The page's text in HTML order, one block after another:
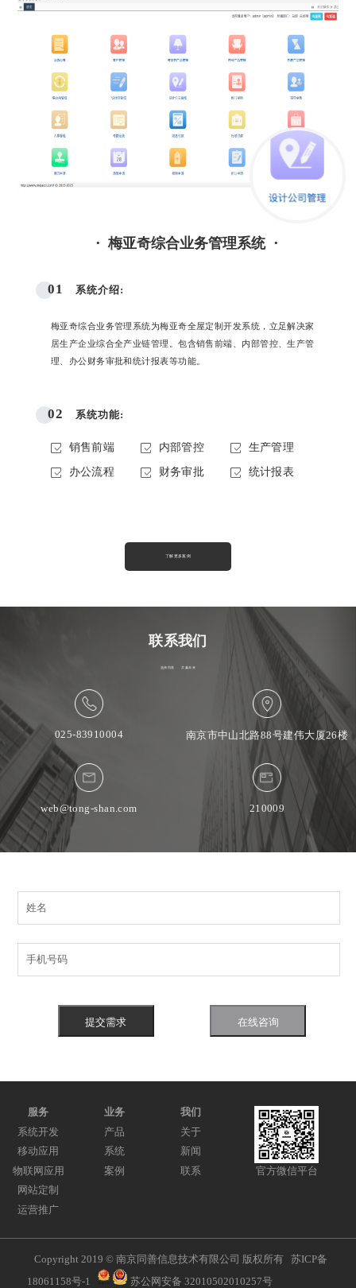
· 梅亚奇综合业务管理系统 ·
01 系统介绍:
梅亚奇综合业务管理系统为梅亚奇全屋定制开发系统，立足解决家
居生产企业综合全产业链管理。包含销售前端、内部管控、生产管
理、办公财务审批和统计报表等功能。
02 系统功能:
销售前端 内部管控
生产管理
办公流程
财务审批 统计报表
了解更多案例
联系我们
选择同善 共赢未来
025-83910004 南京市中山北路88号建伟大厦26楼
web@tong-shan.com 210009
姓名
手机号码
提交需求 在线咨询
服务
系统开发
移动应用
物联网应用
网站定制
运营推广
业务
产品
系统
案例
我们
关于
新闻
联系
官方微信平台
Copyright 2019 © 南京同善信息技术有限公司 版权所有 苏ICP备
18061158号-1
苏公网安备 32010502010257号